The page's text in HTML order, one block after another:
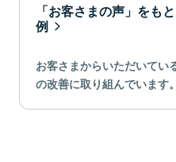
「お客さまの声」をも
例
お客さまからいただいてい
の改善に取り組んでいます。